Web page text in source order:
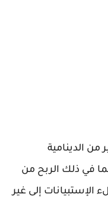
من الدينامية
في ذلك الربح من
الإستبيانات إلى غير